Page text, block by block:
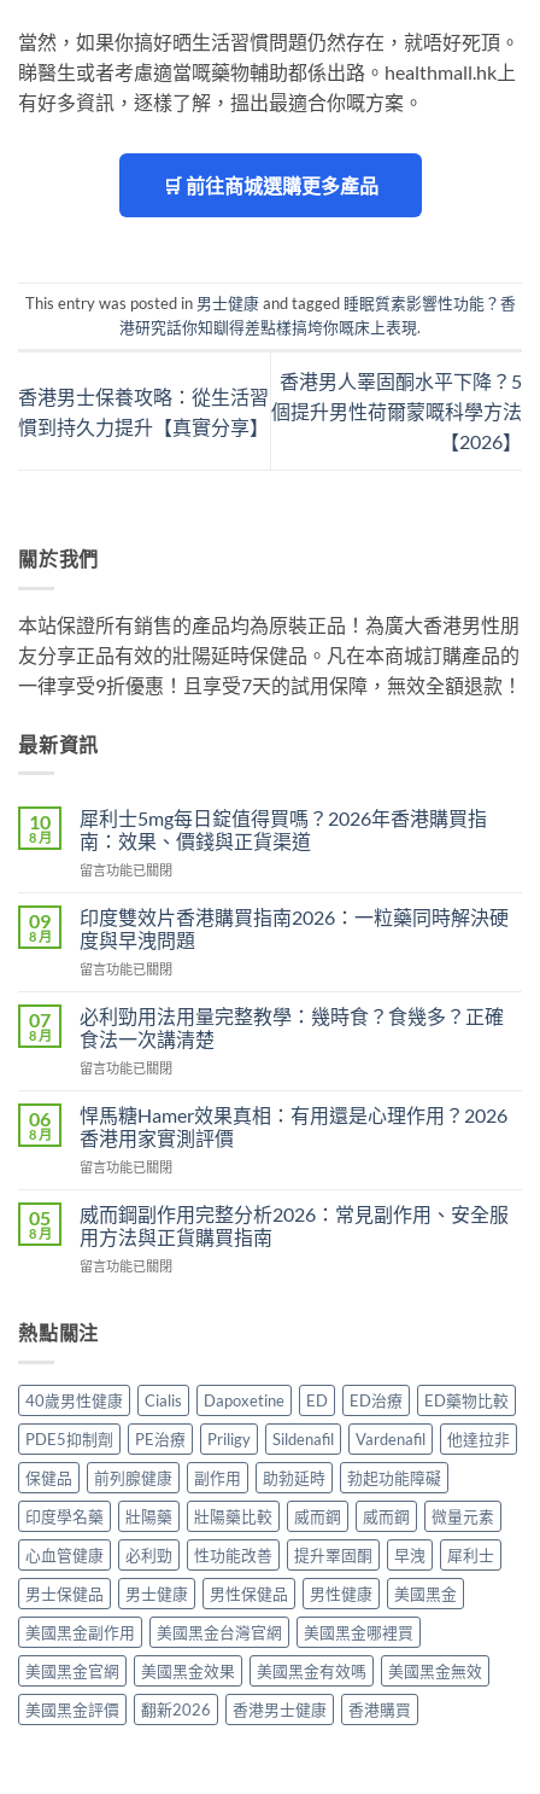
當然，如果你搞好晒生活習慣問題仍然存在，就唔好死頂。
睇醫生或者考慮適當嘅藥物輔助都係出路。healthmall.hk上
有好多資訊，逐樣了解，搵出最適合你嘅方案。
🛒 前往商城選購更多產品
This entry was posted in 男士健康and tagged 睡眠質素影響性功能？香
港研究話你知瞓得差點樣搞垮你嘅床上表現.
香港男士保養攻略：從生活習
慣到持久力提升【真實分享】
香港男人睪固酮水平下降？5
個提升男性荷爾蒙嘅科學方法
【2026】
關於我們
本站保證所有銷售的產品均為原裝正品！為廣大香港男性朋
友分享正品有效的壯陽延時保健品。凡在本商城訂購產品的
一律享受9折優惠！且享受7天的試用保障，無效全額退款！
最新資訊
10
8 月
犀利士5mg每日錠值得買嗎？2026年香港購買指
南：效果、價錢與正貨渠道
在
利
士
5mg
每
錠
值
得
買
2026
年
港
買
指
南：
價
錢
正
貨
渠
道〉
中
留言功能已關閉
09
8 月
印度雙效片香港購買指南2026：一粒藥同時解決硬
度與早洩問題
在
度
雙
效
片
港
購
買
指
2026：
一
藥
解
度
與
早
洩
題〉
中
留言功能已關閉
07
8 月
必利勁用法用量完整教學：幾時食？食幾多？正確
食法一次講清楚
在
利
勁
用
法
量
完
整
教
時
幾
多？
正
確
法
一
次
講
清
楚〉
中
留言功能已關閉
06
8 月
悍馬糖Hamer效果真相：有用還是心理作用？2026
香港用家實測評價
在
馬
糖
Hamer
效
相：
還
是
心
理
用？
2026
香
港
用
家
實
測
評
價〉
中
留言功能已關閉
05
8 月
威而鋼副作用完整分析2026：常見副作用、安全服
用方法與正貨購買指南
在
鋼
副
用
完
整
分
析
2026：
常
見
副
作
用、
安
全
服
用
方
法
留言功能已關閉
熱點關注
40歲男性健康 Cialis Dapoxetine ED ED治療
ED藥物比較
PDE5抑制劑
PE治療 Priligy Sildenafil Vardenafil
他達拉非
保健品
前列腺健康 副作用 助勃延時
勃起功能障礙
印度學名藥
壯陽藥 壯陽藥比較 威而鋼 威而鋼
微量元素
心血管健康
必利勁 性功能改善 提升睪固酮 早洩
犀利士
男士保健品
男士健康 男性保健品 男性健康
美國黑金
美國黑金副作用
美國黑金台灣官網
美國黑金哪裡買
美國黑金官網
美國黑金效果 美國黑金有效嗎
美國黑金無效
美國黑金評價
翻新2026 香港男士健康 香港購買